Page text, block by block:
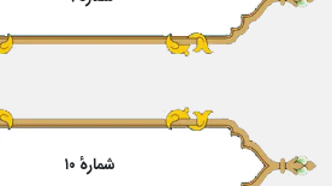
شمارهٔ ۱۰